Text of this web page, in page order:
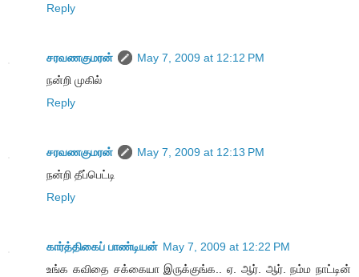
Reply
சரவணகுமரன்
May 7, 2009 at 12:12 PM
நன்றி முகில்
Reply
சரவணகுமரன்
May 7, 2009 at 12:13 PM
நன்றி தீப்பெட்டி
Reply
கார்த்திகைப் பாண்டியன் May 7, 2009 at 12:22 PM
உங்க கவிதை சக்கையா இருக்குங்க.. ஏ. ஆர். ஆர். நம்ம நாட்டின்